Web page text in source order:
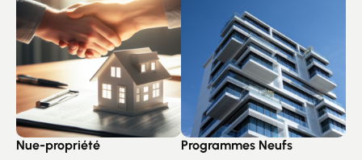
Nue-propriété Programmes Neufs